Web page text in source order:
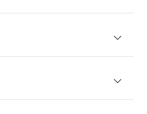
すが、着用を重ねることで徐々に柔